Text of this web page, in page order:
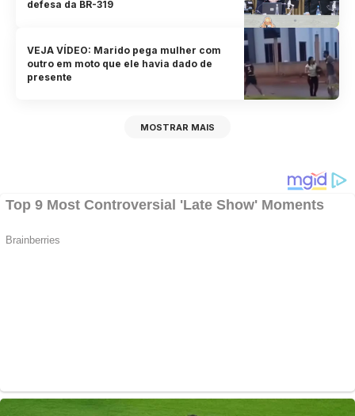
defesa da BR-319
VEJA VÍDEO: Marido pega mulher com
outro em moto que ele havia dado de
presente
MOSTRAR MAIS